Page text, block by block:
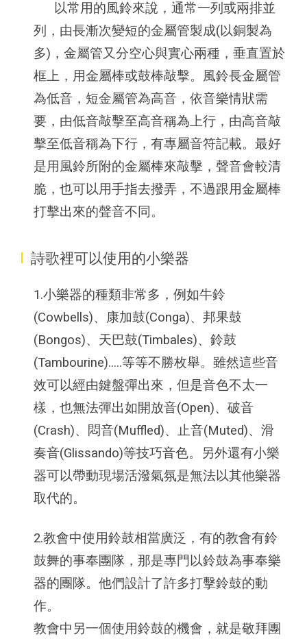
以常用的風鈴來說，通常一列或兩排並
列，由長漸次變短的金屬管製成(以銅製為
多)，金屬管又分空心與實心兩種，垂直置於
框上，用金屬棒或鼓棒敲擊。風鈴長金屬管
為低音，短金屬管為高音，依音樂情狀需
要，由低音敲擊至高音稱為上行，由高音敲
擊至低音稱為下行，有專屬音符記載。最好
是用風鈴所附的金屬棒來敲擊，聲音會較清
脆，也可以用手指去撥弄，不過跟用金屬棒
打擊出來的聲音不同。
I詩歌裡可以使用的小樂器
1.小樂器的種類非常多，例如牛鈴
(Cowbells)、康加鼓(Conga)、邦果鼓
(Bongos)、天巴鼓(Timbales)、鈴鼓
(Tambourine).....等等不勝枚舉。雖然這些音
效可以經由鍵盤彈出來，但是音色不太一
樣，也無法彈出如開放音(Open)、破音
(Crash)、悶音(Muffled)、止音(Muted)、滑
奏音(Glissando)等技巧音色。另外還有小樂
器可以帶動現場活潑氣氛是無法以其他樂器
取代的。
2.教會中使用鈴鼓相當廣泛，有的教會有鈴
鼓舞的事奉團隊，那是專門以鈴鼓為事奉樂
器的團隊。他們設計了許多打擊鈴鼓的動
作。
教會中另一個使用鈴鼓的機會，就是敬拜團